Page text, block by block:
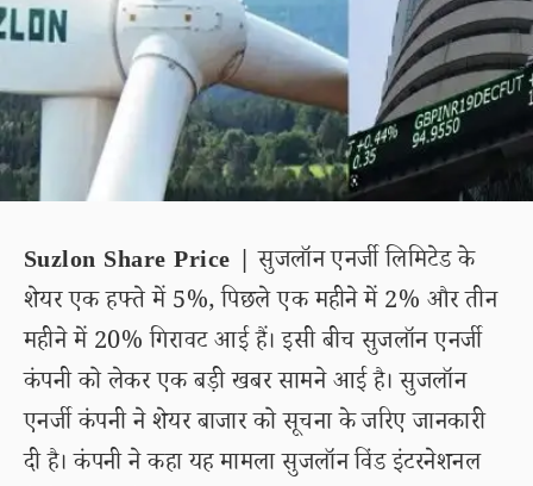
Suzlon Share Price | सुजलॉन एनर्जी लिमिटेड के
शेयर एक हफ्ते में 5%, पिछले एक महीने में 2% और तीन
महीने में 20% गिरावट आई हैं। इसी बीच सुजलॉन एनर्जी
कंपनी को लेकर एक बड़ी खबर सामने आई है। सुजलॉन
एनर्जी कंपनी ने शेयर बाजार को सूचना के जरिए जानकारी
दी है। कंपनी ने कहा यह मामला सुजलॉन विंड इंटरनेशनल